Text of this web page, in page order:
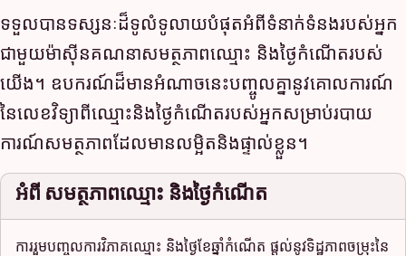
ទទួលបានទស្សនៈដ៏ទូលំទូលាយបំផុតអំពីទំនាក់ទំនងរបស់អ្នក
ជាមួយម៉ាស៊ីនគណនាសមត្ថភាពឈ្មោះ និងថ្ងៃកំណើតរបស់
យើង។ ឧបករណ៍ដ៏មានអំណាចនេះបញ្ចូលគ្នានូវគោលការណ៍
នៃលេខវិទ្យាពីឈ្មោះនិងថ្ងៃកំណើតរបស់អ្នកសម្រាប់របាយ
ការណ៍សមត្ថភាពដែលមានលម្អិតនិងផ្ទាល់ខ្លួន។
អំពី សមត្ថភាពឈ្មោះ និងថ្ងៃកំណើត
ការរួមបញ្ចូលការវិភាគឈ្មោះ និងថ្ងៃខែឆ្នាំកំណើត ផ្តល់នូវទិដ្ឋភាពចម្រុះនៃ